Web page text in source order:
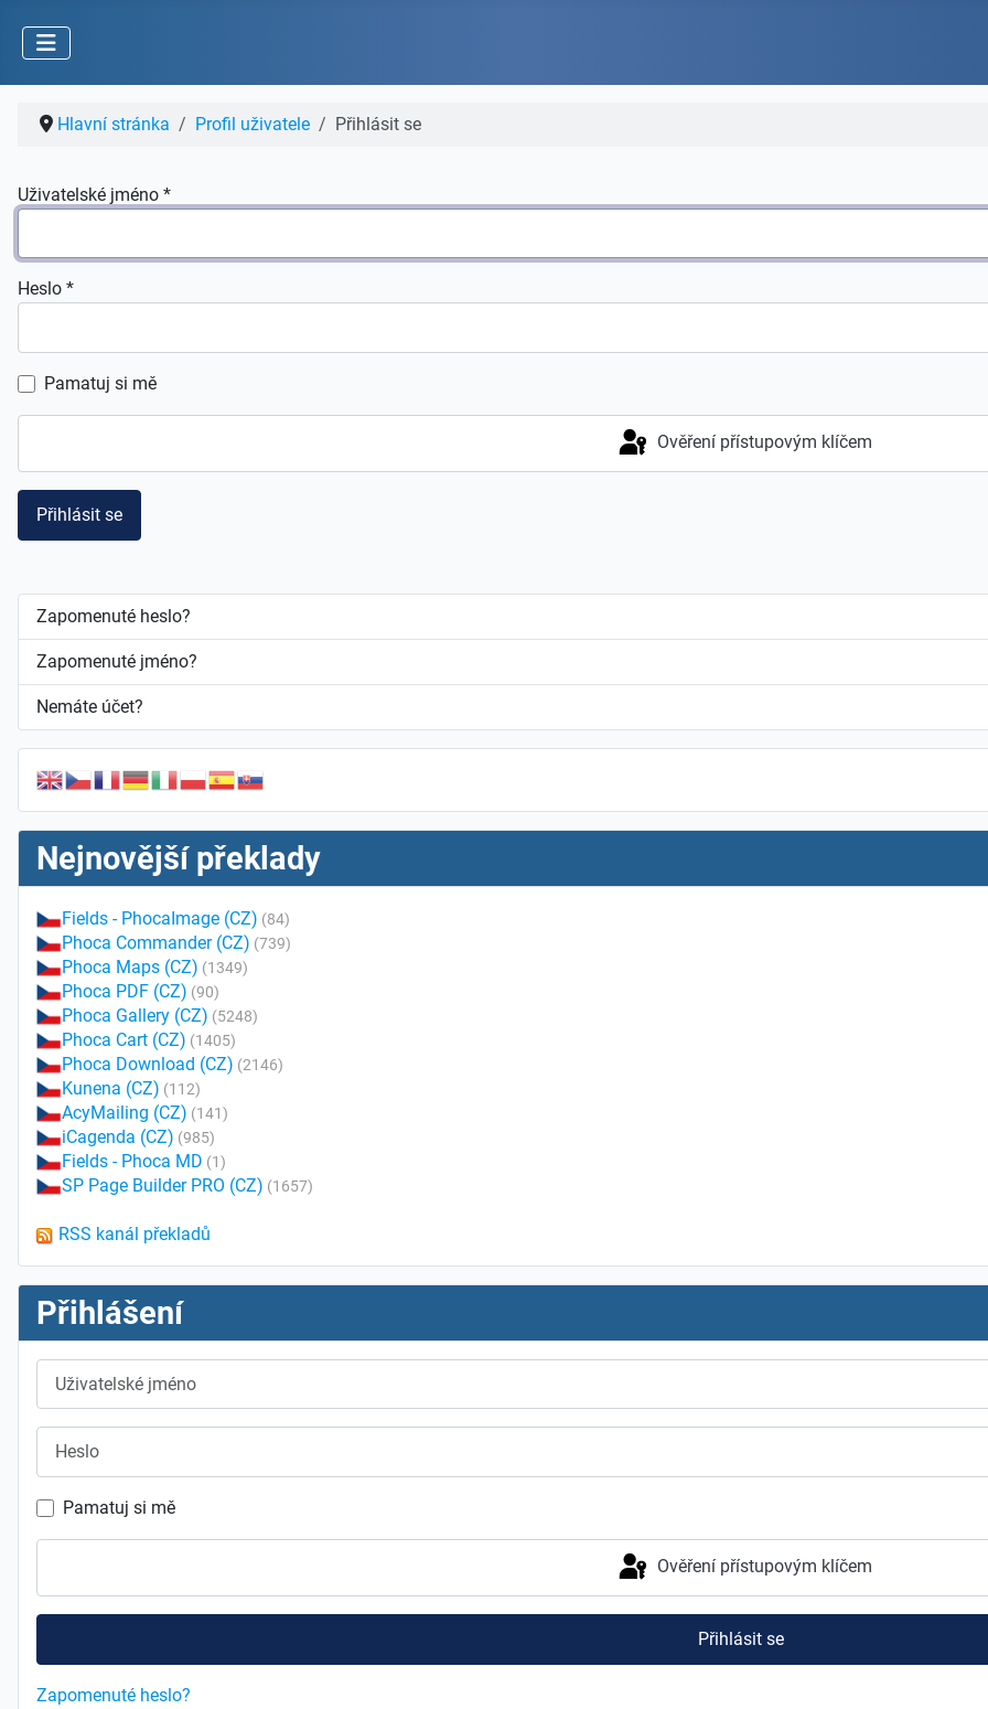
Hlavní stránka Profil uživatele Přihlásit se
Uživatelské jméno *
Heslo *
Pamatuj si mě
Ověření přístupovým klíčem
Přihlásit se
Zapomenuté heslo?
Zapomenuté jméno?
Nemáte účet?
Nejnovější překlady
Fields - PhocaImage (CZ) (84)
Phoca Commander (CZ) (739)
Phoca Maps (CZ) (1349)
Phoca PDF (CZ) (90)
Phoca Gallery (CZ) (5248)
Phoca Cart (CZ) (1405)
Phoca Download (CZ) (2146)
Kunena (CZ) (112)
AcyMailing (CZ) (141)
iCagenda (CZ) (985)
Fields - Phoca MD (1)
SP Page Builder PRO (CZ) (1657)
RSS kanál překladů
Přihlášení
Pamatuj si mě
Ověření přístupovým klíčem
Přihlásit se
Zapomenuté heslo?